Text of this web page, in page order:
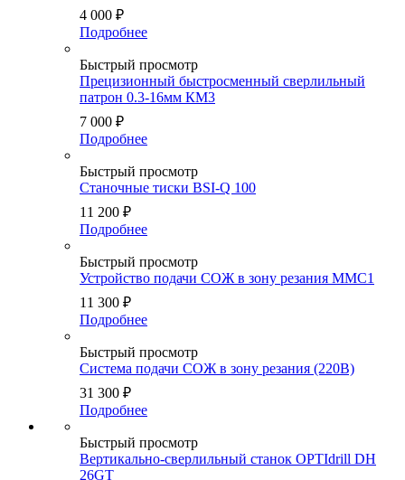
4 000 ₽
Подробнее
Быстрый просмотр
Прецизионный быстросменный сверлильный
патрон 0.3-16мм КМ3
7 000 ₽
Подробнее
Быстрый просмотр
Станочные тиски BSI-Q 100
11 200 ₽
Подробнее
Быстрый просмотр
Устройство подачи СОЖ в зону резания ММС1
11 300 ₽
Подробнее
Быстрый просмотр
Система подачи СОЖ в зону резания (220В)
31 300 ₽
Подробнее
Быстрый просмотр
Вертикально-сверлильный станок OPTIdrill DH
26GT